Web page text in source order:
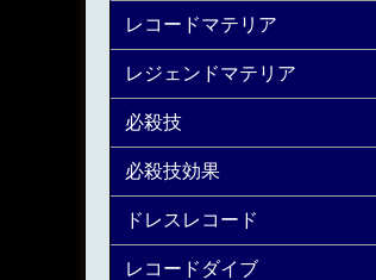
レコードマテリア
レジェンドマテリア
必殺技
必殺技効果
ドレスレコード
レコードダイブ